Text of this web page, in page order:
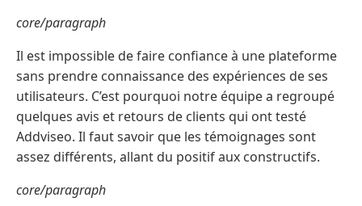
core/paragraph
Il est impossible de faire confiance à une plateforme
sans prendre connaissance des expériences de ses
utilisateurs. C’est pourquoi notre équipe a regroupé
quelques avis et retours de clients qui ont testé
Addviseo. Il faut savoir que les témoignages sont
assez différents, allant du positif aux constructifs.
core/paragraph